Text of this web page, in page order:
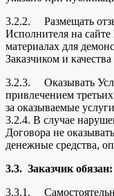
3.2.2. Размещать
Исполнителя на
материалах для
Заказчиком и
3.2.3. Оказывать
привлечением
за оказываемые
3.2.4. В случае
Договора не
денежные средства,
3.3. Заказчик обязан:
3.3.1.